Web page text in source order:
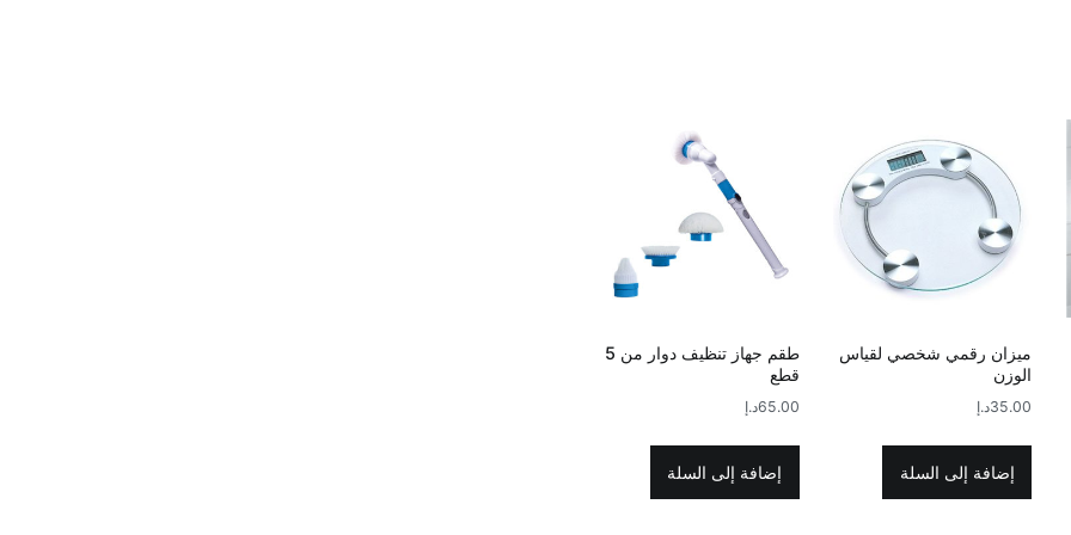
ميزان رقمي شخصي لقياس
الوزن
35.00د.إ
إضافة إلى السلة
طقم جهاز تنظيف دوار من 5
قطع
65.00د.إ
إضافة إلى السلة